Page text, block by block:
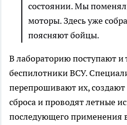
состоянии. Мы
моторы. Здесь уже
поясняют бойцы.
В лабораторию поступают
беспилотники ВСУ.
перепрошивают их,
сброса и проводят летные
последующего применения